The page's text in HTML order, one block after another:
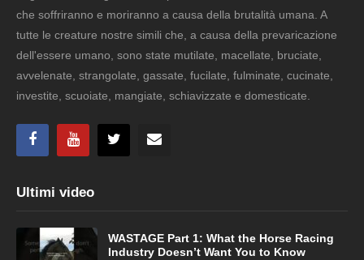
che soffriranno e moriranno a causa della brutalità umana. A
tutte le creature nostre simili che, a causa della prevaricazione
dell'essere umano, sono state mutilate, macellate, bruciate,
avvelenate, strangolate, gassate, fucilate, fulminate, cucinate,
investite, scuoiate, mangiate, schiavizzate e domesticate.
Ultimi video
WASTAGE Part 1: What the Horse Racing
Industry Doesn’t Want You to Know